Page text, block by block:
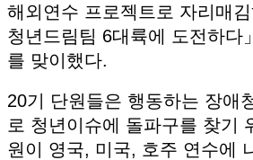
해외연수 프로젝트로 자리매
청년드림팀 6대륙에 도전하다
를 맞이했다.
20기 단원들은 행동하는 장애
로 청년이슈에 돌파구를 찾기
원이 영국, 미국, 호주 연수에